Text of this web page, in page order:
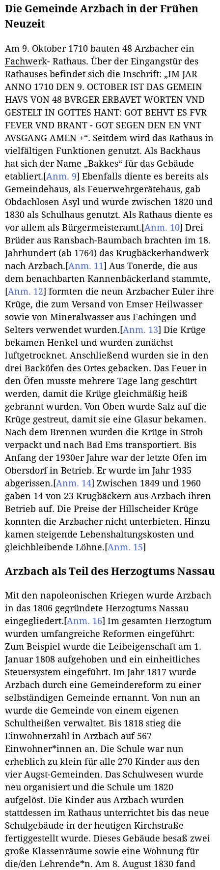
Die Gemeinde Arzbach in der Frühen
Neuzeit
Am 9. Oktober 1710 bauten 48 Arzbacher ein
Fachwerk- Rathaus. Über der Eingangstür des
Rathauses befindet sich die Inschrift: „IM JAR
ANNO 1710 DEN 9. OCTOBER IST DAS GEMEIN
HAVS VON 48 BVRGER ERBAVET WORTEN VND
GESTELT IN GOTTES HANT: GOT BEHVT ES FVR
FEVER VND BRANT - GOT SEGEN DEN EN VNT
AVSGANG AMEN +“. Seitdem wird das Rathaus in
vielfältigen Funktionen genutzt. Als Backhaus
hat sich der Name „Bakkes“ für das Gebäude
etabliert. [Anm. 9] Ebenfalls diente es bereits als
Gemeindehaus, als Feuerwehrgerätehaus, gab
Obdachlosen Asyl und wurde zwischen 1820 und
1830 als Schulhaus genutzt. Als Rathaus diente es
vor allem als Bürgermeisteramt. [Anm. 10] Drei
Brüder aus Ransbach-Baumbach brachten im 18.
Jahrhundert (ab 1764) das Krugbäckerhandwerk
nach Arzbach. [Anm. 11] Aus Tonerde, die aus
dem benachbarten Kannenbäckerland stammte,
[Anm. 12] formten die neun Arzbacher Euler ihre
Krüge, die zum Versand von Emser Heilwasser
sowie von Mineralwasser aus Fachingen und
Selters verwendet wurden. [Anm. 13] Die Krüge
bekamen Henkel und wurden zunächst
luftgetrocknet. Anschließend wurden sie in den
drei Backöfen des Ortes gebacken. Das Feuer in
den Öfen musste mehrere Tage lang geschürt
werden, damit die Krüge gleichmäßig heiß
gebrannt wurden. Von Oben wurde Salz auf die
Krüge gestreut, damit sie eine Glasur bekamen.
Nach dem Brennen wurden die Krüge in Stroh
verpackt und nach Bad Ems transportiert. Bis
Anfang der 1930er Jahre war der letzte Ofen im
Obersdorf in Betrieb. Er wurde im Jahr 1935
abgerissen. [Anm. 14] Zwischen 1849 und 1960
gaben 14 von 23 Krugbäckern aus Arzbach ihren
Betrieb auf. Die Preise der Hillscheider Krüge
konnten die Arzbacher nicht unterbieten. Hinzu
kamen steigende Lebenshaltungskosten und
gleichbleibende Löhne. [Anm. 15]
Arzbach als Teil des Herzogtums Nassau
Mit den napoleonischen Kriegen wurde Arzbach
in das 1806 gegründete Herzogtums Nassau
eingegliedert. [Anm. 16] Im gesamten Herzogtum
wurden umfangreiche Reformen eingeführt:
Zum Beispiel wurde die Leibeigenschaft am 1.
Januar 1808 aufgehoben und ein einheitliches
Steuersystem eingeführt. Im Jahr 1817 wurde
Arzbach durch eine Gemeindereform zu einer
selbständigen Gemeinde ernannt. Von nun an
wurde die Gemeinde von einem eigenen
Schultheißen verwaltet. Bis 1818 stieg die
Einwohnerzahl in Arzbach auf 567
Einwohner*innen an. Die Schule war nun
erheblich zu klein für alle 270 Kinder aus den
vier Augst-Gemeinden. Das Schulwesen wurde
neu organisiert und die Schule um 1820
aufgelöst. Die Kinder aus Arzbach wurden
stattdessen im Rathaus unterrichtet bis das neue
Schulgebäude in der heutigen Kirchstraße
fertiggestellt wurde. Dieses Gebäude besaß zwei
große Klassenräume sowie eine Wohnung für
die/den Lehrende*n. Am 8. August 1830 fand